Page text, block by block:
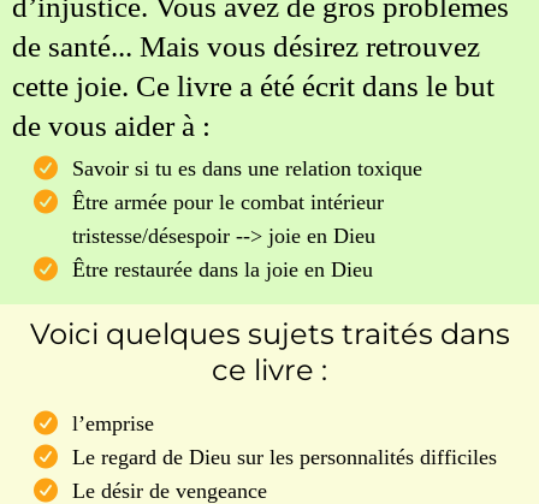
de santé... Mais vous désirez retrouvez
cette joie. Ce livre a été écrit dans le but
de vous aider à :
Savoir si tu es dans une relation toxique
Être armée pour le combat intérieur
tristesse/désespoir --> joie en Dieu
Être restaurée dans la joie en Dieu
Voici quelques sujets traités dans
ce livre :
l’emprise
Le regard de Dieu sur les personnalités difficiles
Le désir de vengeance